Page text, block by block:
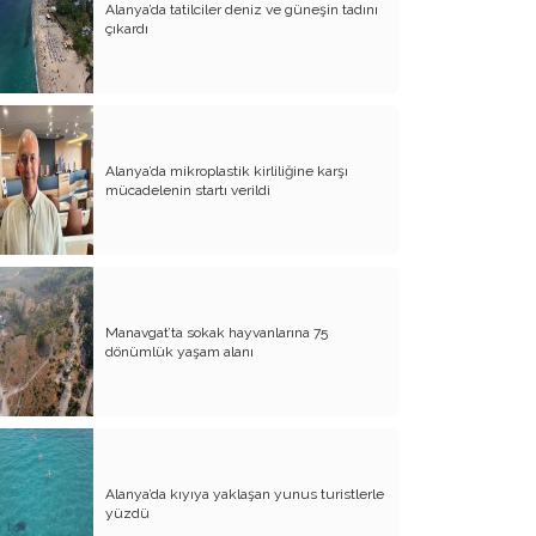
Evliliğin Anatomisi
Diyanet İşleri Hallet Şu İşleri
Mezarcı Hikmet’in Yürek Burkan Hayat
Hikayesi
Neşet Ertaş’ın Anısına
Canım Yurdum İnsanları - 1
Bu Yazım Sözde Değil Özde
Müslüman Olan Ülkeler İçindir!!
Aileme Duyduğum Özlem
Kırtasiye Vurgunu
Dijital Çağın Çocukları
Sıcak, Sıcak Çok Sıcak !!
FİKRET OTYAM’IN ANISINA
Alanya’da tatilciler deniz ve güneşin tadını
çıkardı
Alanya’da mikroplastik kirliliğine karşı
mücadelenin startı verildi
Manavgat’ta sokak hayvanlarına 75
dönümlük yaşam alanı
Alanya’da kıyıya yaklaşan yunus turistlerle
yüzdü